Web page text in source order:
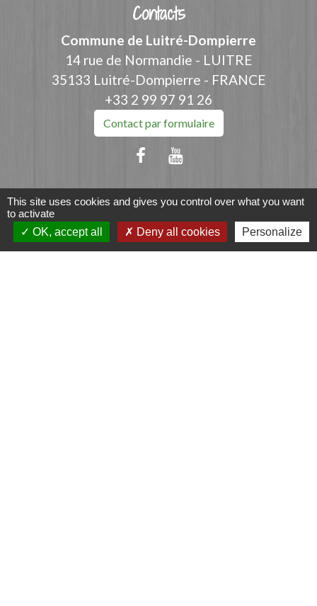
Contacts
Commune de Luitré-Dompierre
14 rue de Normandie - LUITRE
35133 Luitré-Dompierre - FRANCE
+33 2 99 97 91 26
Contact par formulaire
Liens
Fougères Agglomération
This site uses cookies and gives you control over what you want
to activate
OK, accept all
Deny all cookies Personalize